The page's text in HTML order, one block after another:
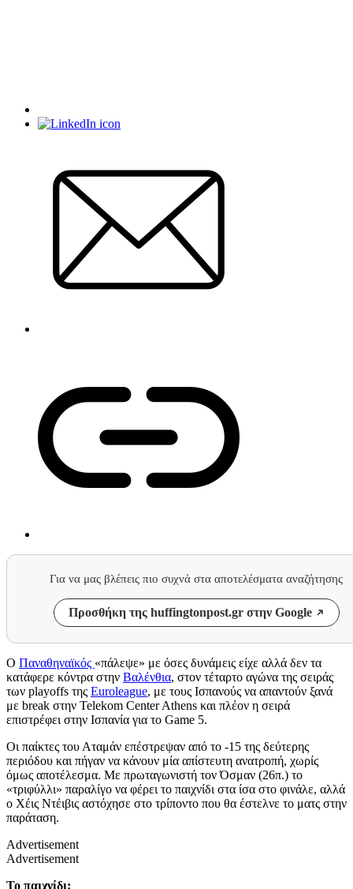
Για να μας βλέπεις πιο συχνά στα αποτελέσματα αναζήτησης
Προσθήκη της huffingtonpost.gr στην Google
Ο Παναθηναϊκός «πάλεψε» με όσες δυνάμεις είχε αλλά δεν τα
κατάφερε κόντρα στην Βαλένθια, στον τέταρτο αγώνα της σειράς
των playoffs της Euroleague, με τους Ισπανούς να απαντούν ξανά
με break στην Telekom Center Athens και πλέον η σειρά
επιστρέφει στην Ισπανία για το Game 5.
Οι παίκτες του Αταμάν επέστρεψαν από το -15 της δεύτερης
περιόδου και πήγαν να κάνουν μία απίστευτη ανατροπή, χωρίς
όμως αποτέλεσμα. Με πρωταγωνιστή τον Όσμαν (26π.) το
«τριφύλλι» παραλίγο να φέρει το παιχνίδι στα ίσα στο φινάλε, αλλά
ο Χέις Ντέιβις αστόχησε στο τρίποντο που θα έστελνε το ματς στην
παράταση.
Advertisement
Advertisement
Το παιχνίδι: